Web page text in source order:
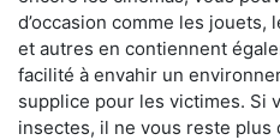
d’occasion comme les jouets,
et autres en contiennent
facilité à envahir un
supplice pour les victimes. Si
insectes, il ne vous reste plus